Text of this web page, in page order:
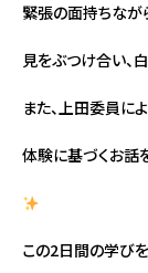
緊張の面持ちなが
見をぶつけ合い、
また、上田委員に
体験に基づくお話
この2日間の学び